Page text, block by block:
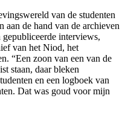
van de studenten
aan de hand van de archieven
interviews,
van het Niod, het
“Een zoon van een van de
staan, daar bleken
en een logboek van
Dat was goud voor mijn